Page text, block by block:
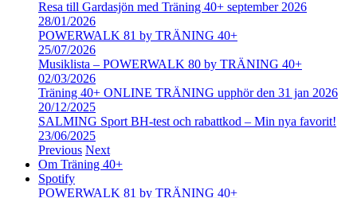
Resa till Gardasjön med Träning 40+ september 2026
28/01/2026
POWERWALK 81 by TRÄNING 40+
25/07/2026
Musiklista – POWERWALK 80 by TRÄNING 40+
02/03/2026
Träning 40+ ONLINE TRÄNING upphör den 31 jan 2026
20/12/2025
SALMING Sport BH-test och rabattkod – Min nya favorit!
23/06/2025
Previous Next
Om Träning 40+
Spotify
POWERWALK 81 by TRÄNING 40+